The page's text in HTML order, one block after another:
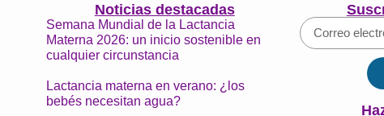
Noticias destacadas
Semana Mundial de la Lactancia
Materna 2026: un inicio sostenible en
cualquier circunstancia
Lactancia materna en verano: ¿los
bebés necesitan agua?